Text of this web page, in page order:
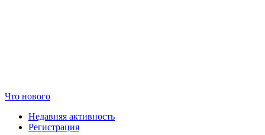
Что нового
Недавняя активность
Регистрация